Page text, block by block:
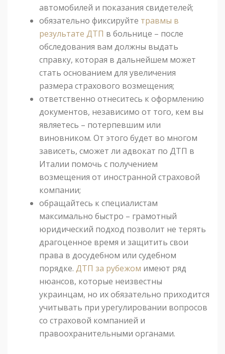
автомобилей и показания свидетелей;
обязательно фиксируйте травмы в
результате ДТП в больнице – после
обследования вам должны выдать
справку, которая в дальнейшем может
стать основанием для увеличения
размера страхового возмещения;
ответственно отнеситесь к оформлению
документов, независимо от того, кем вы
являетесь – потерпевшим или
виновником. От этого будет во многом
зависеть, сможет ли адвокат по ДТП в
Италии помочь с получением
возмещения от иностранной страховой
компании;
обращайтесь к специалистам
максимально быстро – грамотный
юридический подход позволит не терять
драгоценное время и защитить свои
права в досудебном или судебном
порядке. ДТП за рубежом имеют ряд
нюансов, которые неизвестны
украинцам, но их обязательно приходится
учитывать при урегулировании вопросов
со страховой компанией и
правоохранительными органами.